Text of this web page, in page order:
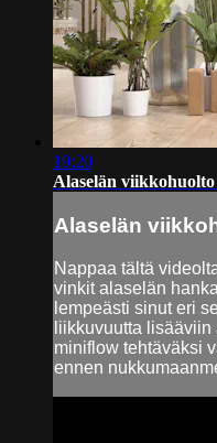
19:20
Alaselän
Alaselän
Nappaa tältä
vinkit alaselän
lempeästi sinut eri
liikkuvuutta
miniflow tehtäväksi
ennen